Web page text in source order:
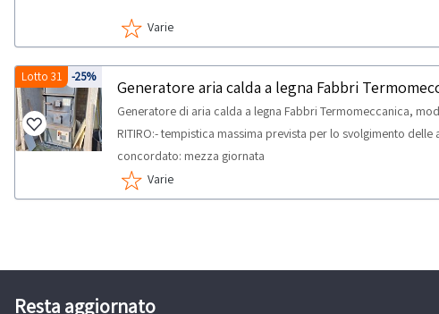
Varie
-25%
Lotto 31
Generatore aria calda a legna Fabbri
Generatore di aria calda a legna Fabbri Termomeccanica, mod.
RITIRO:- tempistica massima prevista per lo svolgimento
concordato: mezza giornata
Varie
Resta aggiornato